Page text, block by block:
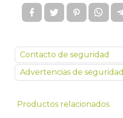
Contacto de seguridad
Advertencias de seguridad
Productos relacionados